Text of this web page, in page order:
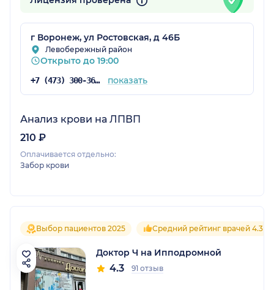
г Воронеж, ул Ростовская, д 46Б
Левобережный район
Открыто до 19:00
+7 (473) 300-36-03 показать
Анализ крови на ЛПВП
210 ₽
Оплачивается отдельно:
Забор крови
Выбор пациентов 2025 Средний рейтинг врачей 4.3
Доктор Ч на Ипподромной
4.3 91 отзыв